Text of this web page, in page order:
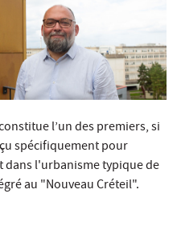
l’un des premiers, si
spécifiquement pour
dans l'urbanisme typique de
au "Nouveau Créteil".